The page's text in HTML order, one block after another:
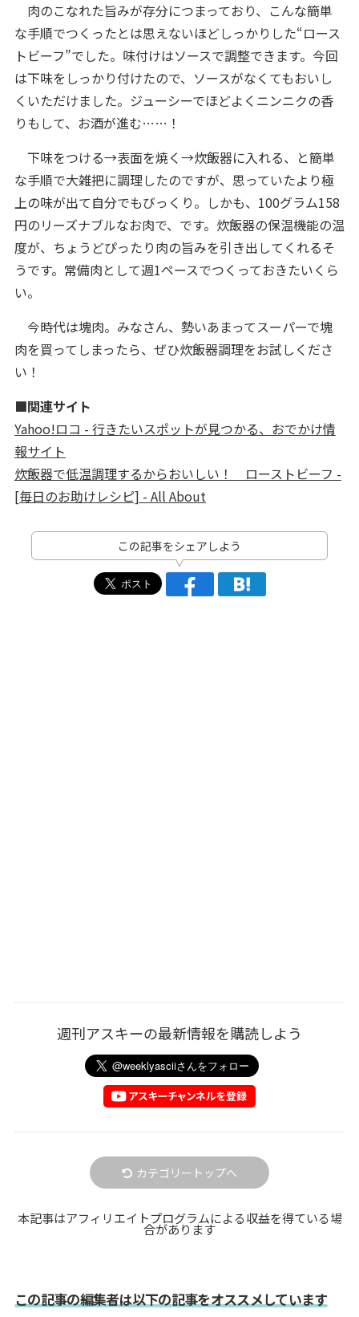
肉のこなれた旨みが存分につまっており、こんな簡単
な手順でつくったとは思えないほどしっかりした“ロース
トビーフ”でした。味付けはソースで調整できます。今回
は下味をしっかり付けたので、ソースがなくてもおいし
くいただけました。ジューシーでほどよくニンニクの香
りもして、お酒が進む……！
下味をつける→表面を焼く→炊飯器に入れる、と簡単
な手順で大雑把に調理したのですが、思っていたより極
上の味が出て自分でもびっくり。しかも、100グラム158
円のリーズナブルなお肉で、です。炊飯器の保温機能の温
度が、ちょうどぴったり肉の旨みを引き出してくれるそ
うです。常備肉として週1ペースでつくっておきたいくら
い。
今時代は塊肉。みなさん、勢いあまってスーパーで塊
肉を買ってしまったら、ぜひ炊飯器調理をお試しくださ
い！
■関連サイト
Yahoo!ロコ - 行きたいスポットが見つかる、おでかけ情
報サイト
炊飯器で低温調理するからおいしい！ ローストビーフ -
[毎日のお助けレシピ] - All About
この記事をシェアしよう
週刊アスキーの最新情報を購読しよう
カテゴリートップへ
本記事はアフィリエイトプログラムによる収益を得ている場
合があります
この記事の編集者は以下の記事をオススメしています